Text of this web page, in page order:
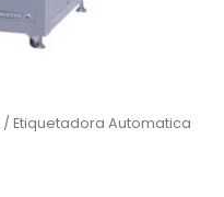
/ Etiquetadora Automatica